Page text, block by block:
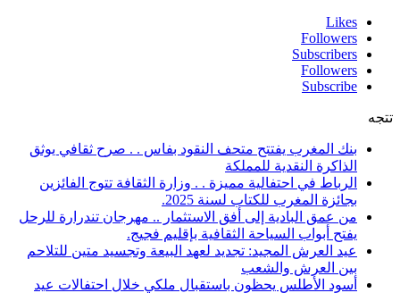
Likes
Followers
Subscribers
Followers
Subscribe
تتجه
بنك المغرب يفتتح متحف النقود بفاس . . صرح ثقافي يوثق
الذاكرة النقدية للمملكة
الرباط في احتفالية مميزة . . وزارة الثقافة تتوج الفائزين
بجائزة المغرب للكتاب لسنة 2025.
من عمق البادية إلى أفق الاستثمار .. مهرجان تندرارة للرحل
يفتح أبواب السياحة الثقافية بإقليم فجيج.
عيد العرش المجيد: تجديد لعهد البيعة وتجسيد متين للتلاحم
بين العرش والشعب
أسود الأطلس يحظون باستقبال ملكي خلال احتفالات عيد